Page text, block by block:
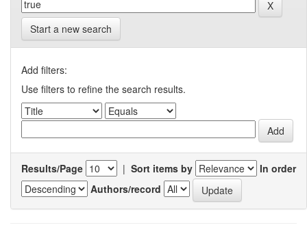
Start a new search
Add filters:
Use filters to refine the search results.
Results/Page | Sort items by
In order
Authors/record